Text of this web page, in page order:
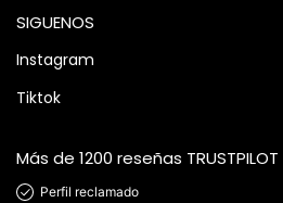
SIGUENOS
Instagram
Tiktok
Más de 1200 reseñas TRUSTPILOT
Perfil reclamado